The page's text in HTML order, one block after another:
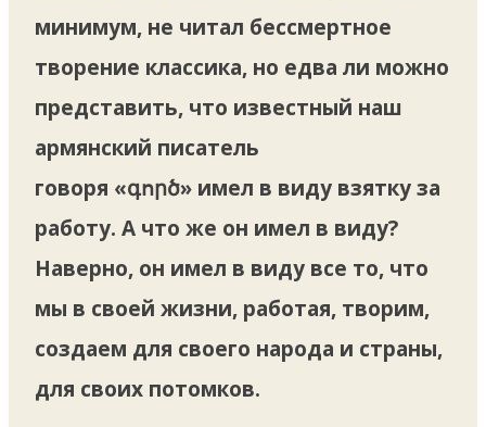
минимум, не читал бессмертное
творение классика, но едва ли можно
представить, что известный наш
армянский писатель
говоря «գործ» имел в виду взятку за
работу. А что же он имел в виду?
Наверно, он имел в виду все то, что
мы в своей жизни, работая, творим,
создаем для своего народа и страны,
для своих потомков.